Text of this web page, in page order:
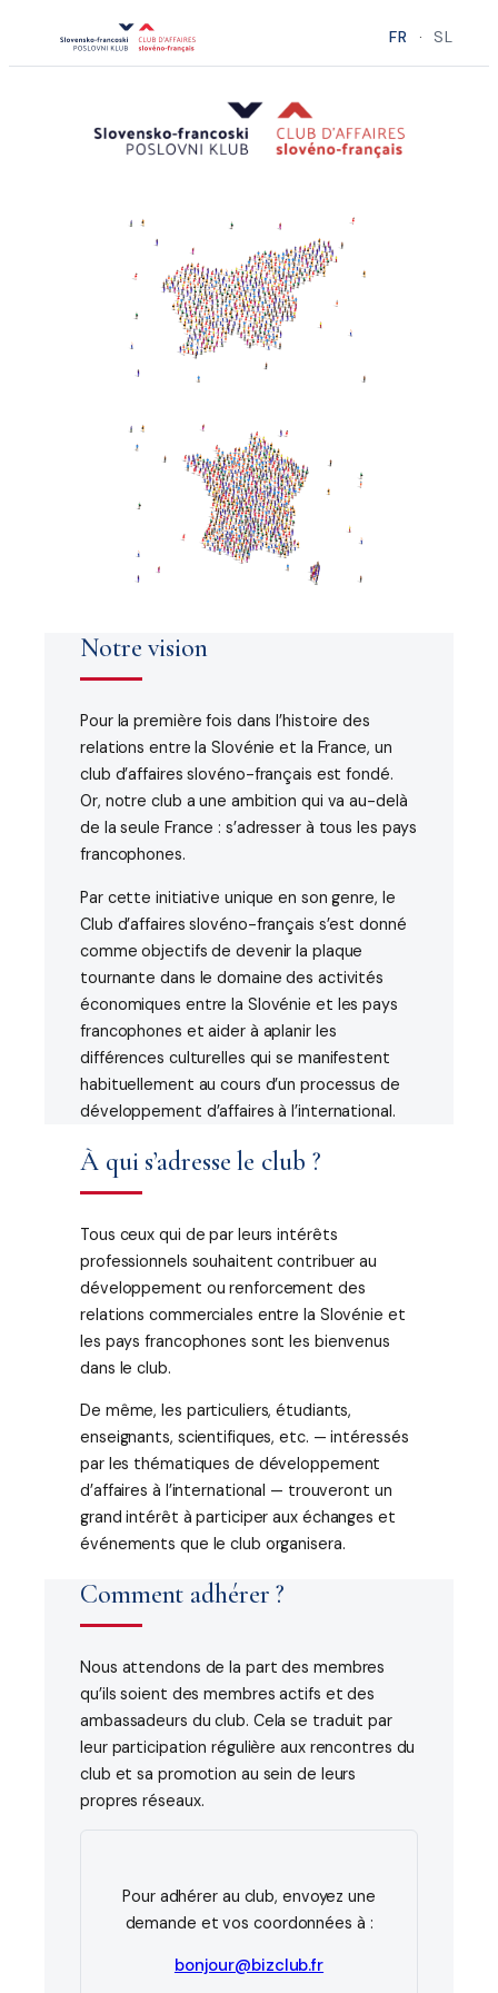
FR ·SL
Notre vision
Pour la première fois dans l’histoire des
relations entre la Slovénie et la France, un
club d’affaires slovéno-français est fondé.
Or, notre club a une ambition qui va au-delà
de la seule France : s’adresser à tous les pays
francophones.
Par cette initiative unique en son genre, le
Club d’affaires slovéno-français s’est donné
comme objectifs de devenir la plaque
tournante dans le domaine des activités
économiques entre la Slovénie et les pays
francophones et aider à aplanir les
différences culturelles qui se manifestent
habituellement au cours d’un processus de
développement d’affaires à l’international.
À qui s’adresse le club ?
Tous ceux qui de par leurs intérêts
professionnels souhaitent contribuer au
développement ou renforcement des
relations commerciales entre la Slovénie et
les pays francophones sont les bienvenus
dans le club.
De même, les particuliers, étudiants,
enseignants, scientifiques, etc. — intéressés
par les thématiques de développement
d’affaires à l’international — trouveront un
grand intérêt à participer aux échanges et
événements que le club organisera.
Comment adhérer ?
Nous attendons de la part des membres
qu’ils soient des membres actifs et des
ambassadeurs du club. Cela se traduit par
leur participation régulière aux rencontres du
club et sa promotion au sein de leurs
propres réseaux.
Pour adhérer au club, envoyez une
demande et vos coordonnées à :
bonjour@bizclub.fr